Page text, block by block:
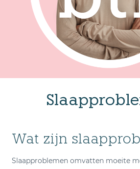
Wat zijn
Slaapproblemen omvatten moeite